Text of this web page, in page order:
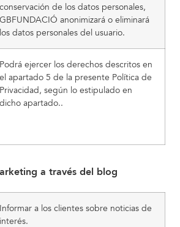
conservación de los datos personales,
GBFUNDACIÓ anonimizará o eliminará
los datos personales del usuario.
Podrá ejercer los derechos descritos en
el apartado 5 de la presente Política de
Privacidad, según lo estipulado en
dicho apartado..
a través del blog
Informar a los clientes sobre noticias de
interés.